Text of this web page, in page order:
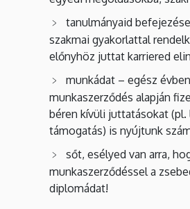
tanulmányaid
szakmai gyakorlattal
előnyhöz juttat karriered
munkádat – egész
munkaszerződés alapján
béren kívüli juttatásokat (pl.
támogatás) is nyújtunk
sőt, esélyed van arra,
munkaszerződéssel a
diplomádat!